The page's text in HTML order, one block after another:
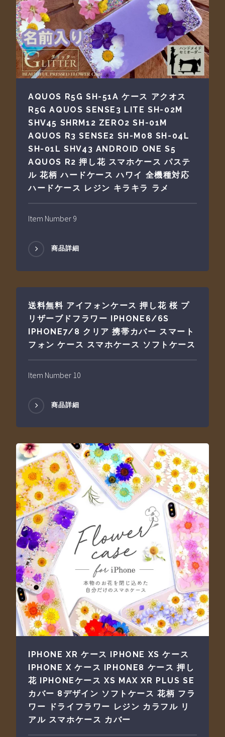
AQUOS R5G SH-51A ケース アクオス
R5G AQUOS SENSE3 LITE SH-02M
SHV45 SHRM12 ZERO2 SH-01M
AQUOS R3 SENSE2 SH-M08 SH-04L
SH-01L SHV43 ANDROID ONE S5
AQUOS R2 押し花 スマホケース パステ
ル 花柄 ハードケース ハワイ 全機種対応
ハードケース レジン キラキラ ラメ
Item Number 9
商品詳細
送料無料 アイフォンケース 押し花 桜 プ
リザーブドフラワー IPHONE6/6S
IPHONE7/8 クリア 携帯カバー スマート
フォン ケース スマホケース ソフトケース
Item Number 10
商品詳細
IPHONE XR ケース IPHONE XS ケース
IPHONE X ケース IPHONE8 ケース 押し
花 IPHONEケース XS MAX XR PLUS SE
カバー 8デザイン ソフトケース 花柄 フラ
ワー ドライフラワー レジン カラフル リ
アル スマホケース カバー